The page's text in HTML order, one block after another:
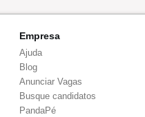
Empresa
Ajuda
Blog
Anunciar Vagas
Busque candidatos
PandaPé